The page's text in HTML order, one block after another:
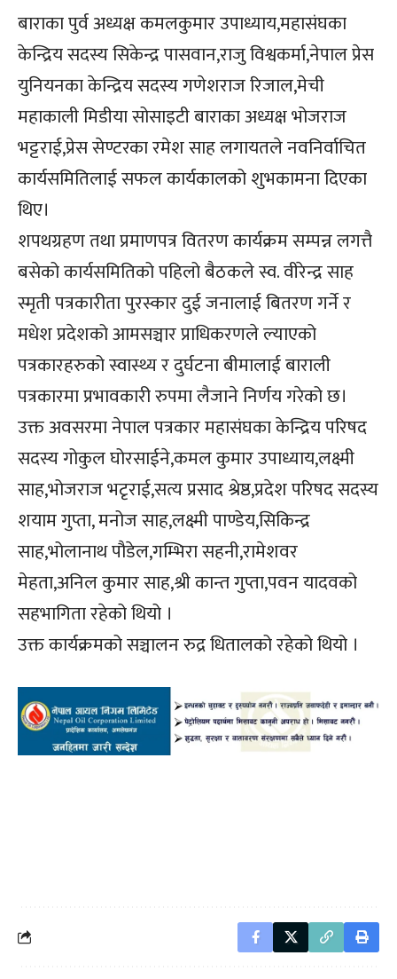
बाराका पुर्व अध्यक्ष कमलकुमार उपाध्याय,महासंघका
केन्द्रिय सदस्य सिकेन्द्र पासवान,राजु विश्वकर्मा,नेपाल प्रेस
युनियनका केन्द्रिय सदस्य गणेशराज रिजाल,मेची
महाकाली मिडीया सोसाइटी बाराका अध्यक्ष भोजराज
भट्टराई,प्रेस सेण्टरका रमेश साह लगायतले नवनिर्वाचित
कार्यसमितिलाई सफल कार्यकालको शुभकामना दिएका
थिए।
शपथग्रहण तथा प्रमाणपत्र वितरण कार्यक्रम सम्पन्न लगत्तै
बसेको कार्यसमितिको पहिलो बैठकले स्व. वीरेन्द्र साह
स्मृती पत्रकारीता पुरस्कार दुई जनालाई बितरण गर्ने र
मधेश प्रदेशको आमसञ्चार प्राधिकरणले ल्याएको
पत्रकारहरुको स्वास्थ्य र दुर्घटना बीमालाई बाराली
पत्रकारमा प्रभावकारी रुपमा लैजाने निर्णय गरेको छ।
उक्त अवसरमा नेपाल पत्रकार महासंघका केन्द्रिय परिषद
सदस्य गोकुल घोरसाईने,कमल कुमार उपाध्याय,लक्ष्मी
साह,भोजराज भटृराई,सत्य प्रसाद श्रेष्ठ,प्रदेश परिषद सदस्य
शयाम गुप्ता, मनोज साह,लक्ष्मी पाण्डेय,सिकिन्द्र
साह,भोलानाथ पौडेल,गम्भिरा सहनी,रामेशवर
मेहता,अनिल कुमार साह,श्री कान्त गुप्ता,पवन यादवको
सहभागिता रहेको थियो ।
उक्त कार्यक्रमको सञ्चालन रुद्र धितालको रहेको थियो ।